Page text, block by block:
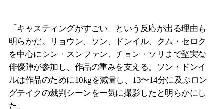
「キャスティングがすごい」という反応が出る理由も
明らかだ。リョウン、ソン、ドンイル、クム・セロク
を中心にシン・スンファン、チョン・ソリまで堅実な
俳優陣が参加し、作品の重みを支える。ソン・ドンイ
ルは作品のために10kgを減量し、13〜14分に及ぶロン
グテイクの裁判シーンを一気に撮影したと明らかにし
た。